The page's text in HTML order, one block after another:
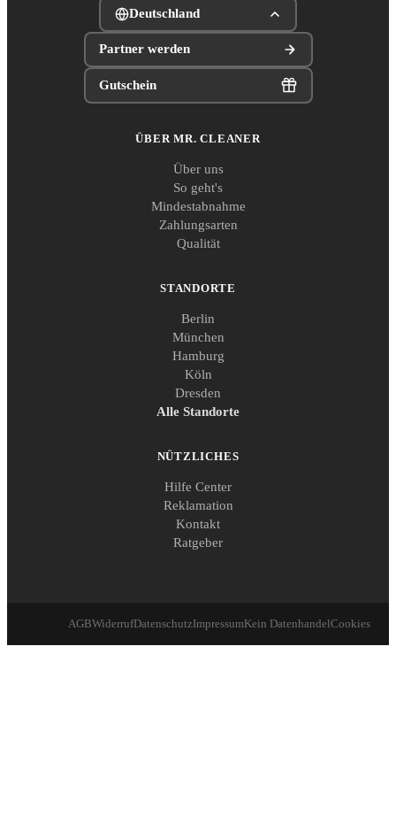
Deutschland
Partner werden
Gutschein
ÜBER MR. CLEANER
Über uns
So geht's
Mindestabnahme
Zahlungsarten
Qualität
STANDORTE
Berlin
München
Hamburg
Köln
Dresden
Alle Standorte
NÜTZLICHES
Hilfe Center
Reklamation
Kontakt
Ratgeber
AGBWiderrufDatenschutzImpressumKein DatenhandelCookies